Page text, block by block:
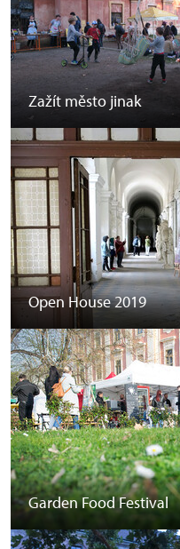
Zažít město jinak
Open House 2019
Garden Food Festival